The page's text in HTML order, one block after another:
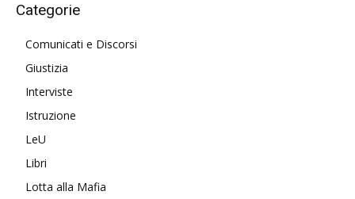
Categorie
Comunicati e Discorsi
Giustizia
Interviste
Istruzione
LeU
Libri
Lotta alla Mafia